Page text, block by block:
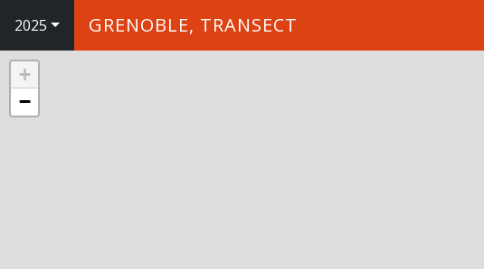
2025 GRENOBLE, TRANSECT
+
−